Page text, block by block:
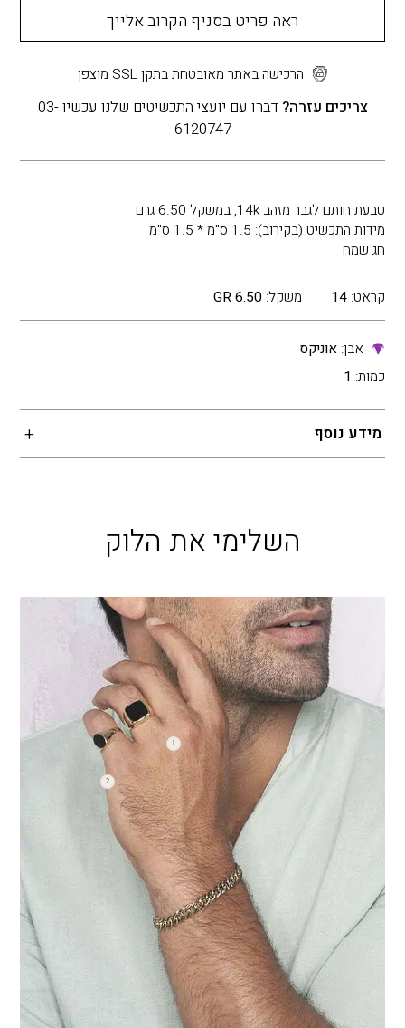
ראה פריט בסניף הקרוב אלייך
הרכישה באתר מאובטחת בתקן SSL מוצפן
צריכים עזרה?
דברו עם יועצי התכשיטים שלנו עכשיו 03-
6120747
טבעת חותם לגבר מזהב 14k, במשקל 6.50 גרם
מידות התכשיט (בקירוב): 1.5 ס"מ * 1.5 ס"מ
חג שמח
קראט: 14 משקל: 6.50 GR
אבן:אוניקס
כמות: 1
מידע נוסף
השלימי את הלוק